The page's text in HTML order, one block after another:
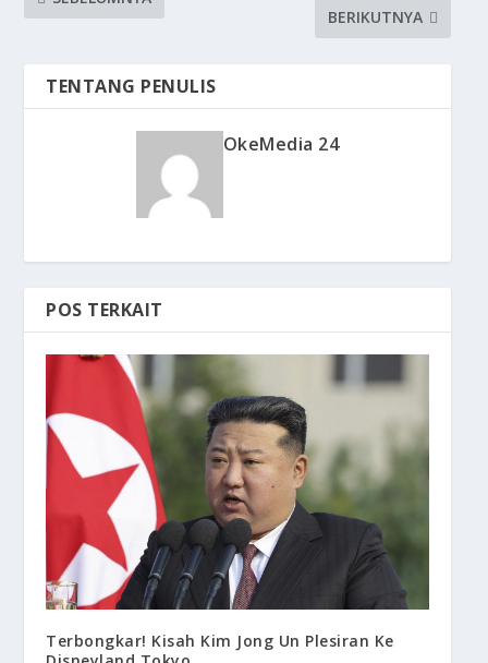
BERIKUTNYA
TENTANG PENULIS
OkeMedia 24
POS TERKAIT
Terbongkar! Kisah Kim Jong Un Plesiran Ke